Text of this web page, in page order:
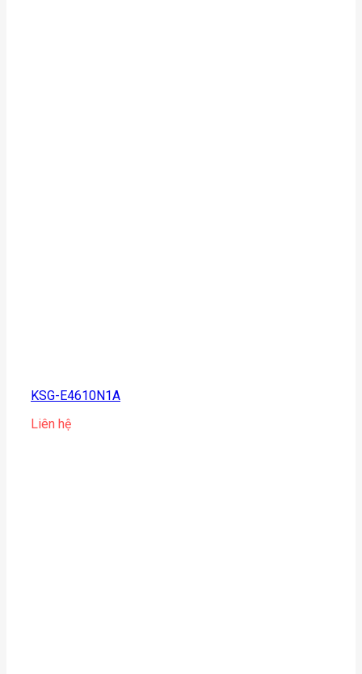
KSG-E4610N1A
Liên hệ